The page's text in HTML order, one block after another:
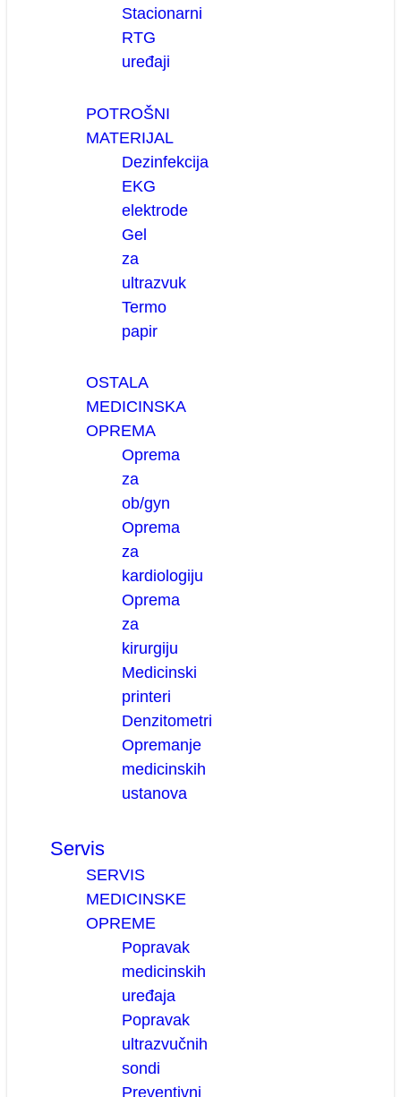
Stacionarni
RTG
uređaji
POTROŠNI
MATERIJAL
Dezinfekcija
EKG
elektrode
Gel
za
ultrazvuk
Termo
papir
OSTALA
MEDICINSKA
OPREMA
Oprema
za
ob/gyn
Oprema
za
kardiologiju
Oprema
za
kirurgiju
Medicinski
printeri
Denzitometri
Opremanje
medicinskih
ustanova
Servis
SERVIS
MEDICINSKE
OPREME
Popravak
medicinskih
uređaja
Popravak
ultrazvučnih
sondi
Preventivni